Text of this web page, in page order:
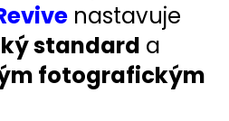
nastavuje
standard a
fotografickým